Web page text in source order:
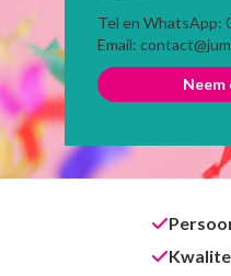
Tel en WhatsApp:
Email: